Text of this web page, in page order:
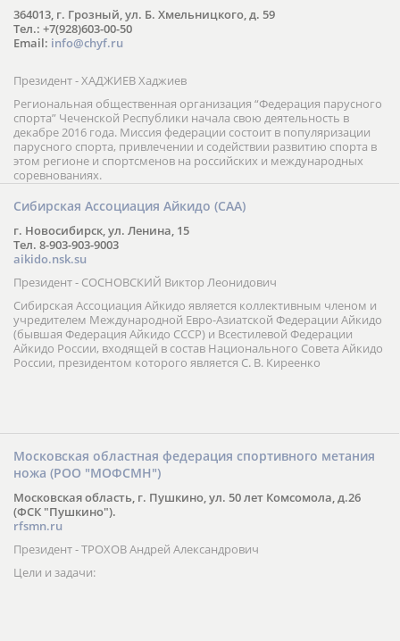
364013, г. Грозный, ул. Б. Хмельницкого, д. 59
Тел.: +7(928)603-00-50
Email: info@chyf.ru
Президент - ХАДЖИЕВ Хаджиев
Региональная общественная организация “Федерация парусного
спорта” Чеченской Республики начала свою деятельность в
декабре 2016 года. Миссия федерации состоит в популяризации
парусного спорта, привлечении и содействии развитию спорта в
этом регионе и спортсменов на российских и международных
соревнованиях.
Сибирская Ассоциация Айкидо (САА)
г. Новосибирск, ул. Ленина, 15
Тел. 8-903-903-9003
aikido.nsk.su
Президент - СОСНОВСКИЙ Виктор Леонидович
Сибирская Ассоциация Айкидо является коллективным членом и
учредителем Международной Евро-Азиатской Федерации Айкидо
(бывшая Федерация Айкидо СССР) и Всестилевой Федерации
Айкидо России, входящей в состав Национального Совета Айкидо
России, президентом которого является С. В. Киреенко
Московская областная федерация спортивного метания
ножа (РОО "МОФСМН")
Московская область, г. Пушкино, ул. 50 лет Комсомола, д.26
(ФСК "Пушкино").
rfsmn.ru
Президент - ТРОХОВ Андрей Александрович
Цели и задачи: